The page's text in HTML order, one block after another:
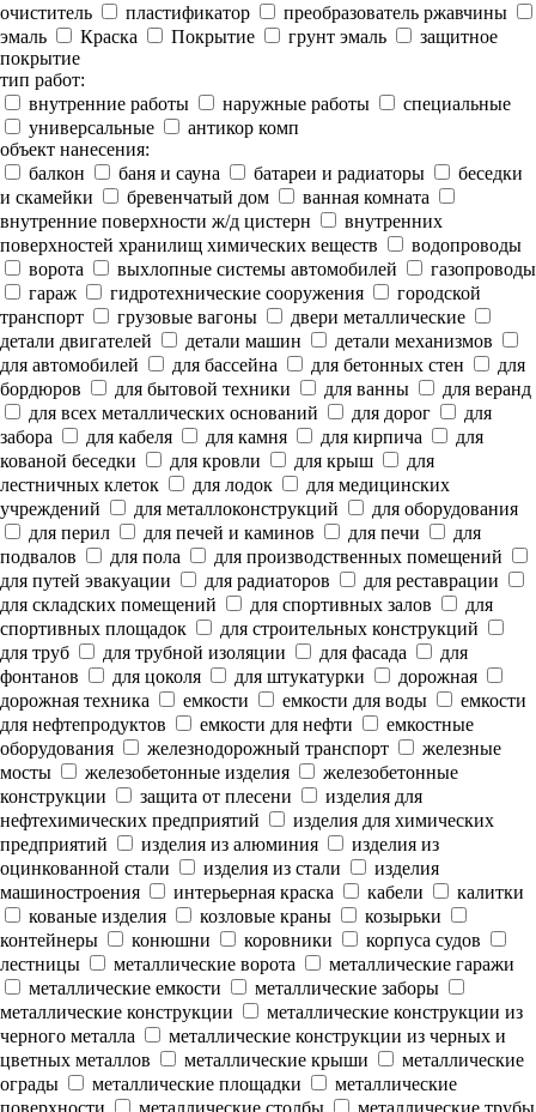
очиститель
пластификатор
преобразователь ржавчины
эмаль
Краска Покрытие грунт эмаль
защитное
покрытие
тип работ:
внутренние работы
наружные работы
специальные
универсальные
антикор комп
объект нанесения:
балкон
баня и сауна батареи и радиаторы
беседки
и скамейки
бревенчатый дом
ванная комната
внутренние поверхности ж/д цистерн
внутренних
поверхностей хранилищ химических веществ
водопроводы
ворота
выхлопные системы автомобилей
газопроводы
гараж
гидротехнические сооружения
городской
транспорт
грузовые вагоны
двери металлические
детали двигателей
детали машин
детали механизмов
для автомобилей
для бассейна для бетонных стен
для
бордюров
для бытовой техники для ванны
для веранд
для всех металлических оснований
для дорог
для
забора
для кабеля для камня для кирпича
для
кованой беседки
для кровли для крыш
для
лестничных клеток
для лодок
для медицинских
учреждений
для металлоконструкций
для оборудования
для перил
для печей и каминов для печи
для
подвалов
для пола
для производственных помещений
для путей эвакуации
для радиаторов
для реставрации
для складских помещений
для спортивных залов
для
спортивных площадок
для строительных конструкций
для труб
для трубной изоляции для фасада
для
фонтанов
для цоколя для штукатурки
дорожная
дорожная техника
емкости емкости для воды
емкости
для нефтепродуктов
емкости для нефти
емкостные
оборудования
железнодорожный транспорт
железные
мосты
железобетонные изделия
железобетонные
конструкции
защита от плесени
изделия для
нефтехимических предприятий
изделия для химических
предприятий
изделия из алюминия
изделия из
оцинкованной стали
изделия из стали
изделия
машиностроения
интерьерная краска кабели
калитки
кованые изделия
козловые краны
козырьки
контейнеры
конюшни коровники
корпуса судов
лестницы
металлические ворота
металлические гаражи
металлические емкости
металлические заборы
металлические конструкции
металлические конструкции из
черного металла
металлические конструкции из черных и
цветных металлов
металлические крыши
металлические
ограды
металлические площадки
металлические
поверхности
металлические столбы металлические трубы